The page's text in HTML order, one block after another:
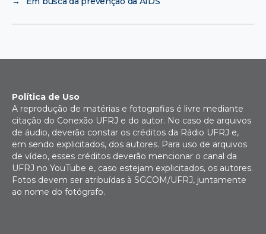
Política de Uso
A reprodução de matérias e fotografias é livre mediante
citação do Conexão UFRJ e do autor. No caso de arquivos
de áudio, deverão constar os créditos da Rádio UFRJ e,
em sendo explicitados, dos autores. Para uso de arquivos
de vídeo, esses créditos deverão mencionar o canal da
UFRJ no YouTube e, caso estejam explicitados, os autores.
Fotos devem ser atribuídas à SGCOM/UFRJ, juntamente
ao nome do fotógrafo.